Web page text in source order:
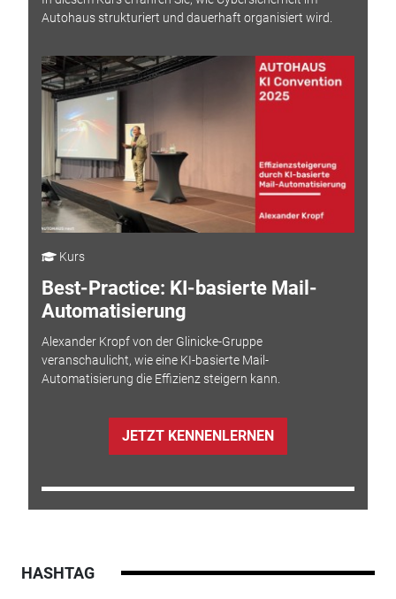
Autohaus strukturiert und dauerhaft organisiert wird.
Kurs
Best-Practice: KI-basierte Mail-
Automatisierung
Alexander Kropf von der Glinicke-Gruppe
veranschaulicht, wie eine KI-basierte Mail-
Automatisierung die Effizienz steigern kann.
JETZT KENNENLERNEN
HASHTAG